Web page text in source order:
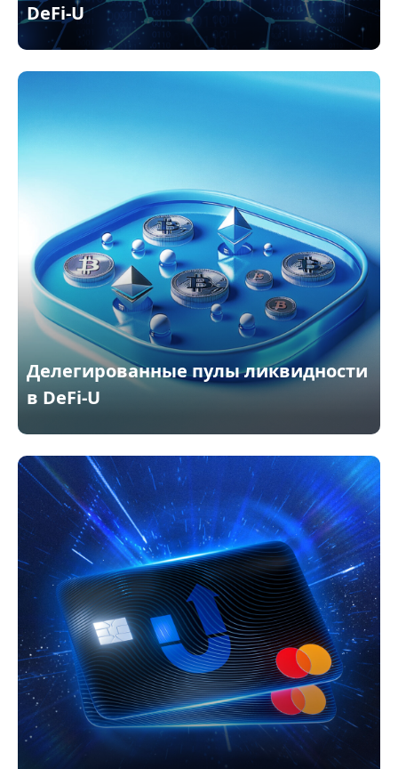
DeFi-U
Делегированные пулы ликвидности
в DeFi-U